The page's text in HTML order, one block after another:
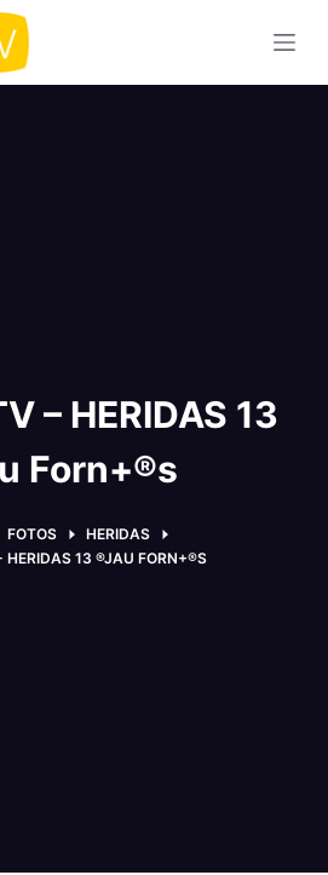
– HERIDAS 13
Forn+®s
FOTOS
HERIDAS
HERIDAS 13 ®JAU FORN+®S